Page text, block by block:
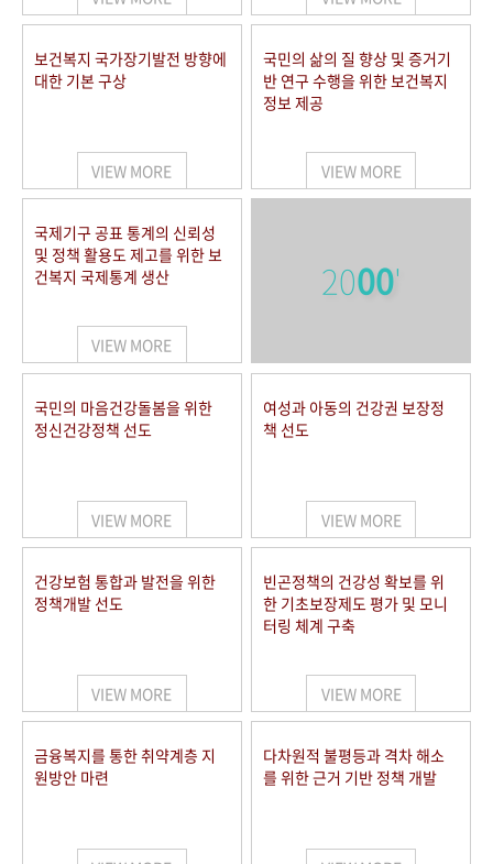
보건복지 국가장기발전 방향에
대한 기본 구상
VIEW MORE
국민의 삶의 질 향상 및 증거기
반 연구 수행을 위한 보건복지
정보 제공
VIEW MORE
국제기구 공표 통계의 신뢰성
및 정책 활용도 제고를 위한 보
건복지 국제통계 생산
VIEW MORE
2000'
국민의 마음건강돌봄을 위한
정신건강정책 선도
VIEW MORE
여성과 아동의 건강권 보장정
책 선도
VIEW MORE
건강보험 통합과 발전을 위한
정책개발 선도
VIEW MORE
빈곤정책의 건강성 확보를 위
한 기초보장제도 평가 및 모니
터링 체계 구축
VIEW MORE
금융복지를 통한 취약계층 지
원방안 마련
다차원적 불평등과 격차 해소
를 위한 근거 기반 정책 개발